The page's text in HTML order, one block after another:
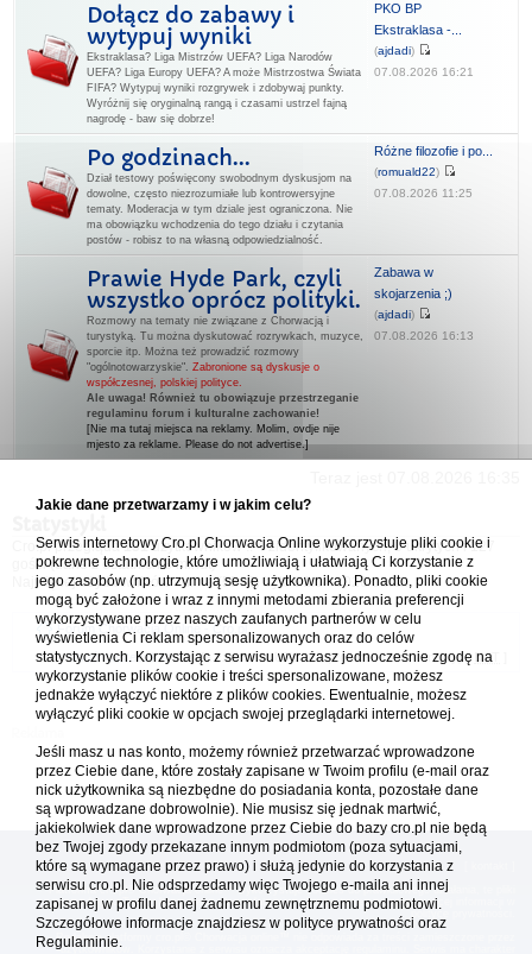
Dołącz do zabawy i
wytypuj wyniki
Ekstraklasa? Liga Mistrzów UEFA? Liga Narodów
UEFA? Liga Europy UEFA? A może Mistrzostwa Świata
FIFA? Wytypuj wyniki rozgrywek i zdobywaj punkty.
Wyróżnij się oryginalną rangą i czasami ustrzel fajną
nagrodę - baw się dobrze!
PKO BP
Ekstraklasa -...
(ajdadi)
07.08.2026 16:21
Po godzinach...
Dział testowy poświęcony swobodnym dyskusjom na
dowolne, często niezrozumiałe lub kontrowersyjne
tematy. Moderacja w tym dziale jest ograniczona. Nie
ma obowiązku wchodzenia do tego działu i czytania
postów - robisz to na własną odpowiedzialność.
Różne filozofie i po...
(romuald22)
07.08.2026 11:25
Prawie Hyde Park, czyli
wszystko oprócz polityki.
Rozmowy na tematy nie związane z Chorwacją i
turystyką. Tu można dyskutować rozrywkach, muzyce,
sporcie itp. Można też prowadzić rozmowy
"ogólnotowarzyskie". Zabronione są dyskusje o
współczesnej, polskiej polityce.
Ale uwaga! Również tu obowiązuje przestrzeganie
regulaminu forum i kulturalne zachowanie!
[Nie ma tutaj miejsca na reklamy. Molim, ovdje nije
mjesto za reklame. Please do not advertise.]
Zabawa w
skojarzenia ;)
(ajdadi)
07.08.2026 16:13
Cro.pl przegląda131użytkowników :: 4 zidentyfikowanych, 0 ukrytych i 127
gości (dane z ostatnich 3 minut)
Najwięcej użytkowników online ( 5542) było 21.04.2026 01:12
Forum Chorwacja Online - Cro.pl
Usuń ciasteczka• Strefa czasowa: UTC + 1 (Polska - czas zimowy) [ DST
[reklama ] [
Platforma cro.pl© Chorwacja online™ wykorzystuje cookies do prawidłowego działania, te pliki
gromadzą na Twoim komputerze dane ułatwiające korzystanie z serwisu; więcej informacji w
Redakcja platformy cro.pl© Chorwacja online™ nie odpowiada za treści zamieszczone przez
użytkowników. Korzystanie z serwisu oznacza akceptację regulaminu. Serwis ma charakter
Jakie dane przetwarzamy i w jakim celu?
Serwis internetowy Cro.pl Chorwacja Online wykorzystuje pliki cookie i
pokrewne technologie, które umożliwiają i ułatwiają Ci korzystanie z
jego zasobów (np. utrzymują sesję użytkownika). Ponadto, pliki cookie
mogą być założone i wraz z innymi metodami zbierania preferencji
wykorzystywane przez naszych zaufanych partnerów w celu
wyświetlenia Ci reklam spersonalizowanych oraz do celów
statystycznych. Korzystając z serwisu wyrażasz jednocześnie zgodę na
wykorzystanie plików cookie i treści spersonalizowane, możesz
jednakże wyłączyć niektóre z plików cookies. Ewentualnie, możesz
wyłączyć pliki cookie w opcjach swojej przeglądarki internetowej.
Jeśli masz u nas konto, możemy również przetwarzać wprowadzone
przez Ciebie dane, które zostały zapisane w Twoim profilu (e-mail oraz
nick użytkownika są niezbędne do posiadania konta, pozostałe dane
są wprowadzane dobrowolnie). Nie musisz się jednak martwić,
jakiekolwiek dane wprowadzone przez Ciebie do bazy cro.pl nie będą
bez Twojej zgody przekazane innym podmiotom (poza sytuacjami,
które są wymagane przez prawo) i służą jedynie do korzystania z
serwisu cro.pl. Nie odsprzedamy więc Twojego e-maila ani innej
zapisanej w profilu danej żadnemu zewnętrznemu podmiotowi.
Szczegółowe informacje znajdziesz w polityce prywatności oraz
Regulaminie.